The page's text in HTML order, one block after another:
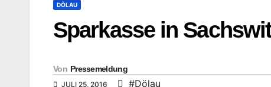
DÖLAU
Sparkasse in
Von Pressemeldung
JULI 25, 2016 #Dölau